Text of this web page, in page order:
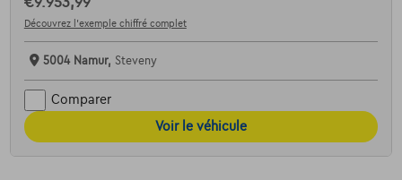
Découvrez l’exemple chiffré complet
5004 Namur, Steveny
Comparer
Voir le véhicule